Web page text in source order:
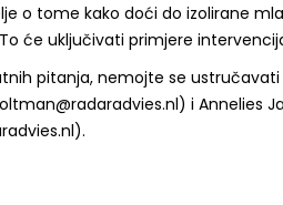
o tome kako doći do izolirane
će uključivati ​​primjere
pitanja, nemojte se
) i Annelies
).